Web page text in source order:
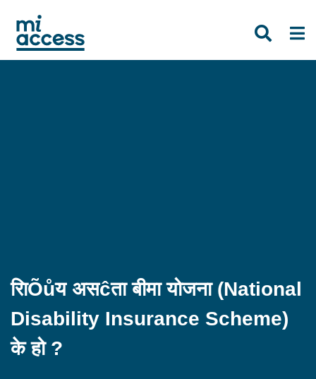
main
content
रािÕůय असĉता बीमा योजना (National
Disability Insurance Scheme)
के हो ?